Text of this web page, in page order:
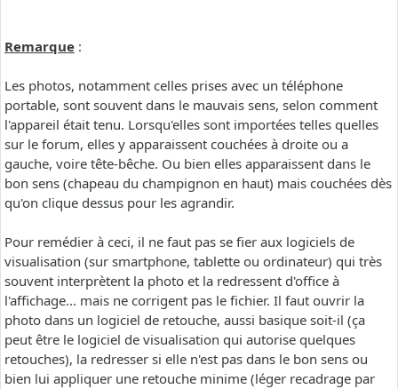
Remarque :
Les photos, notamment celles prises avec un téléphone
portable, sont souvent dans le mauvais sens, selon comment
l'appareil était tenu. Lorsqu'elles sont importées telles quelles
sur le forum, elles y apparaissent couchées à droite ou a
gauche, voire tête-bêche. Ou bien elles apparaissent dans le
bon sens (chapeau du champignon en haut) mais couchées dès
qu'on clique dessus pour les agrandir.
Pour remédier à ceci, il ne faut pas se fier aux logiciels de
visualisation (sur smartphone, tablette ou ordinateur) qui très
souvent interprètent la photo et la redressent d'office à
l'affichage... mais ne corrigent pas le fichier. Il faut ouvrir la
photo dans un logiciel de retouche, aussi basique soit-il (ça
peut être le logiciel de visualisation qui autorise quelques
retouches), la redresser si elle n'est pas dans le bon sens ou
bien lui appliquer une retouche minime (léger recadrage par